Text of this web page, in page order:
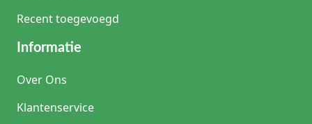
Recent toegevoegd
Informatie
Over Ons
Klantenservice